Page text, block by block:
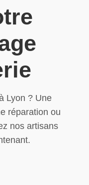
Lyon ? Une
réparation ou
nos artisans